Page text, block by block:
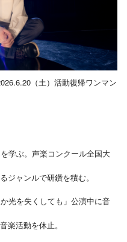
（土）活動復帰ワンマン
学ぶ。声楽コンクール全国大
ジャンルで研鑽を積む。
光を失くしても」公演中に音
楽活動を休止。